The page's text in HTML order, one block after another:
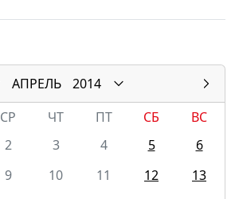
АПРЕЛЬ
2014
СР ЧТ ПТ СБ
ВС
2 3 4 5
6
9 10 11 12
13